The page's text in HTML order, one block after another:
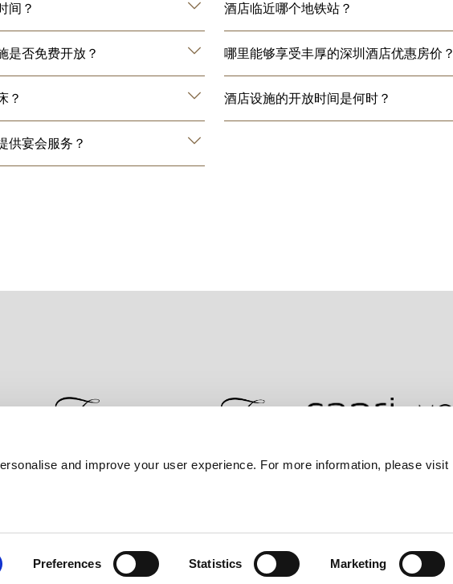
and improve your user experience. For more information, please visit
Preferences Statistics Marketing
间？
是否免费开放？
？
供宴会服务？
酒店临近哪个地铁站？
哪里能够享受丰厚的深圳酒店优惠房价？
酒店设施的开放时间是何时？
机会
Property 集团。